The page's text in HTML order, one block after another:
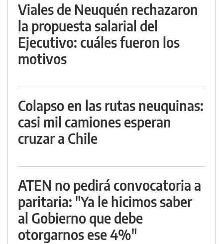
Viales de Neuquén rechazaron
la propuesta salarial del
Ejecutivo: cuáles fueron los
motivos
Colapso en las rutas neuquinas:
casi mil camiones esperan
cruzar a Chile
ATEN no pedirá convocatoria a
paritaria: "Ya le hicimos saber
al Gobierno que debe
otorgarnos ese 4%"